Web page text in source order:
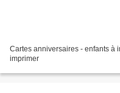
Cartes anniversaires - enfants à
imprimer